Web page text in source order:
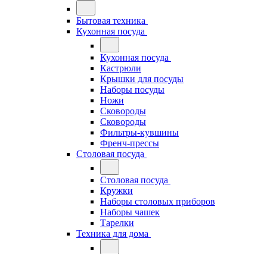
Бытовая техника
Кухонная посуда
Кухонная посуда
Кастрюли
Крышки для посуды
Наборы посуды
Ножи
Сковороды
Сковороды
Фильтры-кувшины
Френч-прессы
Столовая посуда
Столовая посуда
Кружки
Наборы столовых приборов
Наборы чашек
Тарелки
Техника для дома